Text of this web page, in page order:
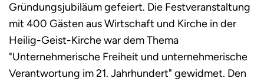
Gründungsjubiläum gefeiert. Die Festveranstaltung
mit 400 Gästen aus Wirtschaft und Kirche in der
Heilig-Geist-Kirche war dem Thema
"Unternehmerische Freiheit und unternehmerische
Verantwortung im 21. Jahrhundert" gewidmet. Den